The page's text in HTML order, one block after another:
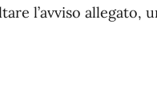
l’avviso allegato,